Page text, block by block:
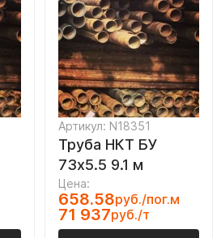
Артикул: N18351
Труба НКТ БУ
73х5.5 9.1 м
Цена:
658.58руб./пог.м
71 937руб./т